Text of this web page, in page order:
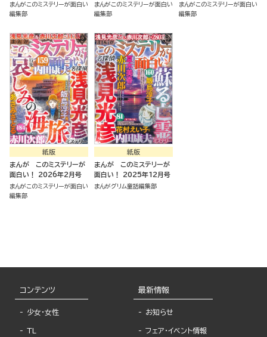
まんがこのミステリーが面白い
編集部
まんがこのミステリーが面白い
編集部
まんがこのミステリーが面白い
編集部
紙版
まんが このミステリーが
面白い！ 2026年2月号
まんがこのミステリーが面白い
編集部
紙版
まんが このミステリーが
面白い！ 2025年12月号
まんがグリム童話編集部
コンテンツ
少女・女性
TL
最新情報
お知らせ
フェア・イベント情報